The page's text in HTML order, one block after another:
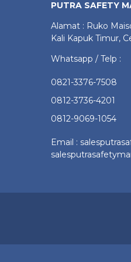
PUTRA SAFETY
Alamat : Ruko
Kali Kapuk Timur,
Whatsapp / Telp :
0821-3376-7508
0812-3736-4201
0812-9069-1054
Email :